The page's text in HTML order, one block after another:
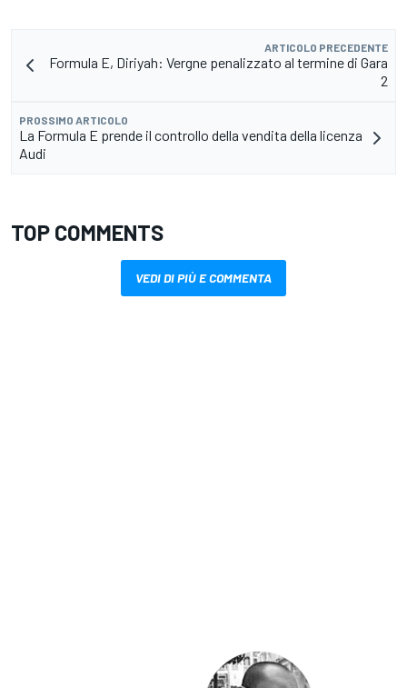
ARTICOLO PRECEDENTE
Formula E, Diriyah: Vergne penalizzato al termine di Gara
2
PROSSIMO ARTICOLO
La Formula E prende il controllo della vendita della licenza
Audi
TOP COMMENTS
VEDI DI PIÙ E COMMENTA